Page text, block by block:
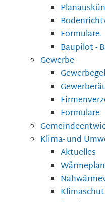
Formulare
Baupilot -
Gewerbe
Formulare
Klima- und
Aktuelles